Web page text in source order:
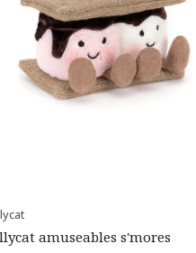
amuseables s'mores